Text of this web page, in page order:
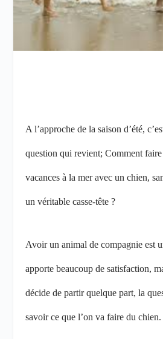
A l’approche de la saison d’été,
question qui revient; Comment
vacances à la mer avec un chien,
un véritable casse-tête ?
Avoir un animal de compagnie est
apporte beaucoup de satisfaction,
décide de partir quelque part, la
savoir ce que l’on va faire du chien.